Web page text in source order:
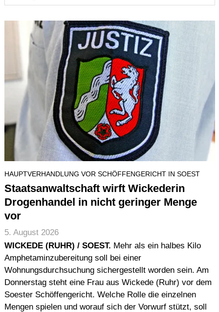
HAUPTVERHANDLUNG VOR SCHÖFFENGERICHT IN SOEST
Staatsanwaltschaft wirft Wickederin
Drogenhandel in nicht geringer Menge
vor
5. August 2026
WICKEDE (RUHR) / SOEST. Mehr als ein halbes Kilo
Amphetaminzubereitung soll bei einer
Wohnungsdurchsuchung sichergestellt worden sein. Am
Donnerstag steht eine Frau aus Wickede (Ruhr) vor dem
Soester Schöffengericht. Welche Rolle die einzelnen
Mengen spielen und worauf sich der Vorwurf stützt, soll